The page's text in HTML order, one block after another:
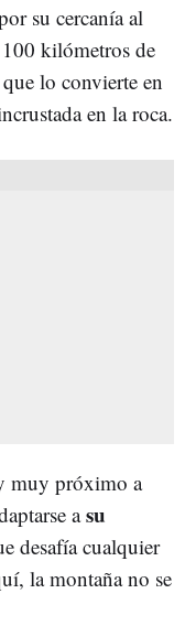
su cercanía al
kilómetros de
lo convierte en
en la roca.
muy próximo a
asu
desafía cualquier
la montaña no se